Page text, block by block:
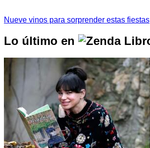
Nueve vinos para sorprender estas fiestas
Lo último en